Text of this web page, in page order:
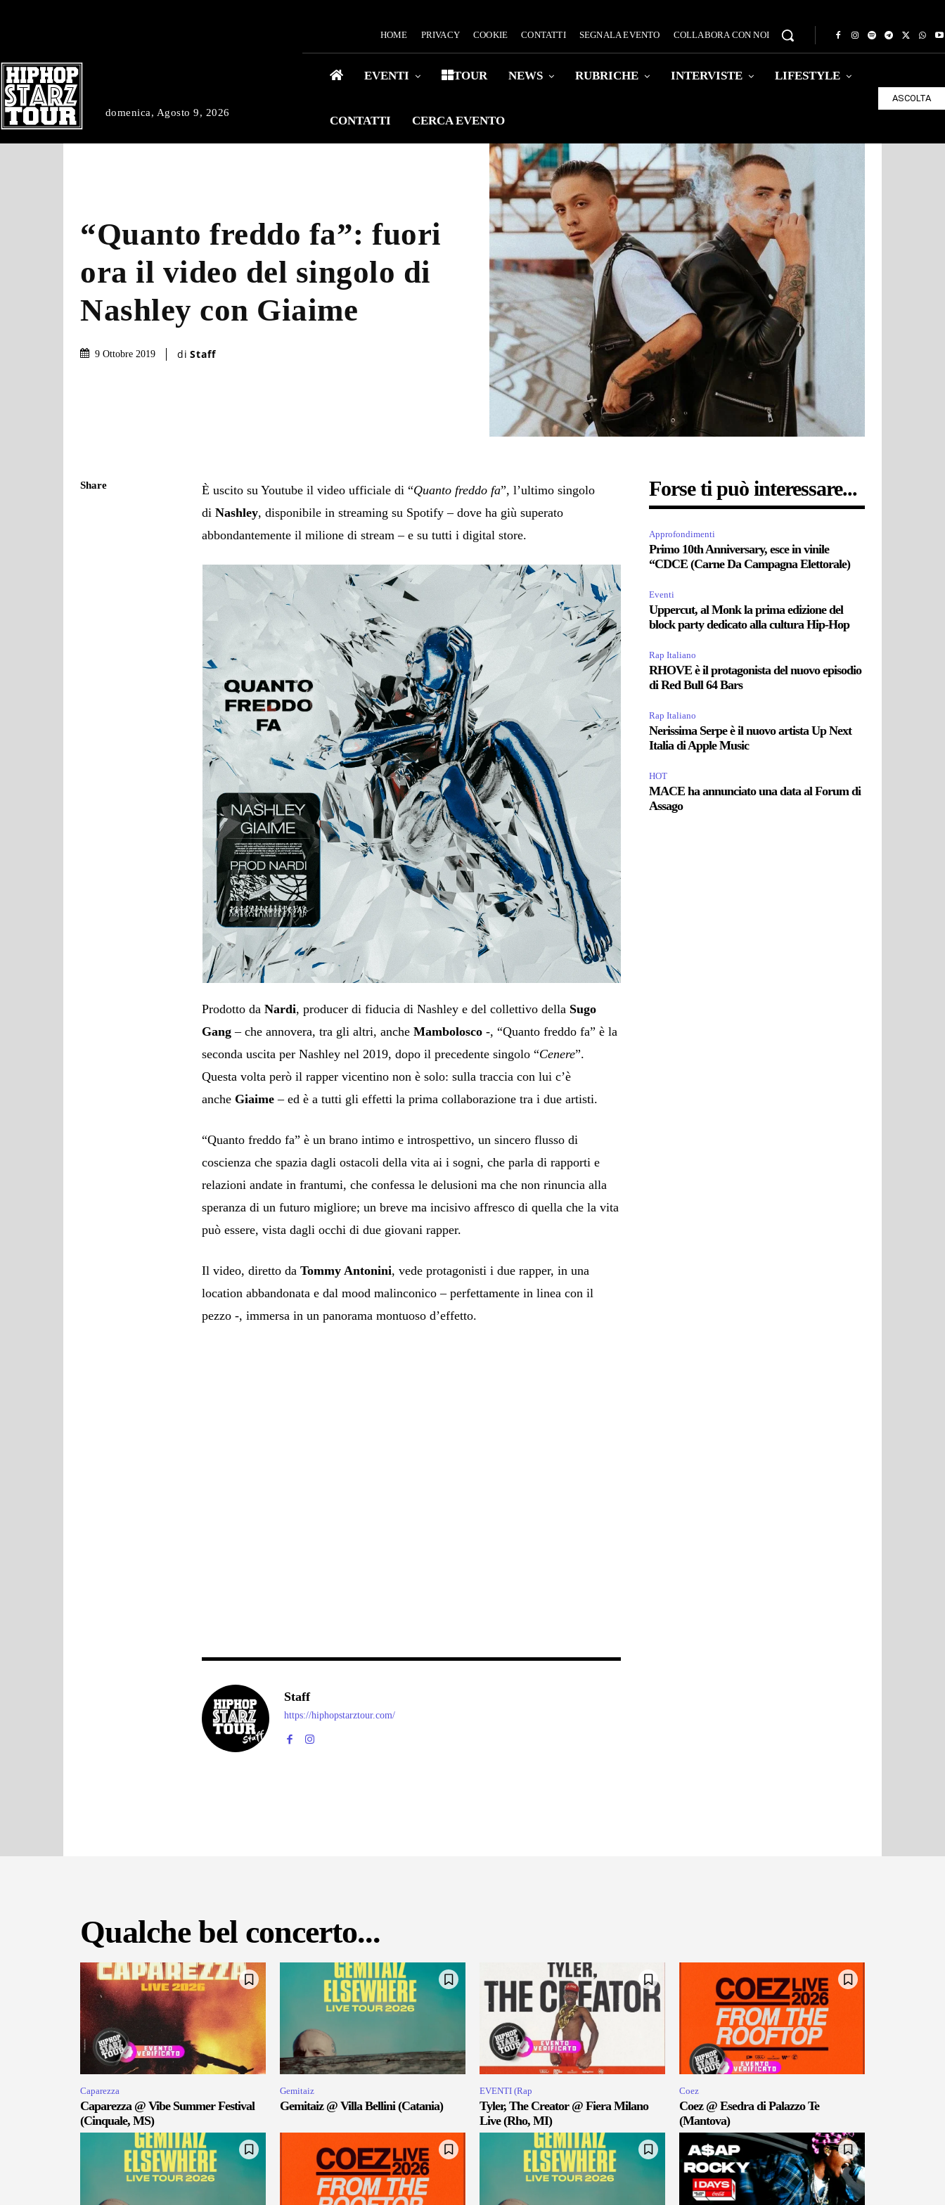
domenica, Agosto 9, 2026
HOME PRIVACY COOKIE CONTATTI SEGNALA EVENTO COLLABORA CON NOI
EVENTI TOUR NEWS RUBRICHE INTERVISTE LIFESTYLE
CONTATTI CERCA EVENTO
ASCOLTA
“Quanto freddo fa”: fuori
ora il video del singolo di
Nashley con Giaime
9 Ottobre 2019 di Staff
Share È uscito su Youtube il video ufficiale di “Quanto freddo fa”, l’ultimo singolo
diNashley, disponibile in streaming su Spotify – dove ha giù superato
abbondantemente il milione di stream – e su tutti i digital store.
Prodotto daNardi, producer di fiducia di Nashley e del collettivo della Sugo
Gang– che annovera, tra gli altri, ancheMambolosco-, “Quanto freddo fa” è la
seconda uscita per Nashley nel 2019, dopo il precedente singolo “Cenere”.
Questa volta però il rapper vicentino non è solo: sulla traccia con lui c’è
anche Giaime– ed è a tutti gli effetti la prima collaborazione tra i due artisti.
“Quanto freddo fa” è un brano intimo e introspettivo, un sincero flusso di
coscienza che spazia dagli ostacoli della vita ai i sogni, che parla di rapporti e
relazioni andate in frantumi, che confessa le delusioni ma che non rinuncia alla
speranza di un futuro migliore; un breve ma incisivo affresco di quella che la vita
può essere, vista dagli occhi di due giovani rapper.
Il video, diretto daTommy Antonini, vede protagonisti i due rapper, in una
location abbandonata e dal mood malinconico – perfettamente in linea con il
pezzo -, immersa in un panorama montuoso d’effetto.
Staff
https://hiphopstarztour.com/
Forse ti può interessare...
Approfondimenti
Primo 10th Anniversary, esce in vinile
“CDCE (Carne Da Campagna Elettorale)
Eventi
Uppercut, al Monk la prima edizione del
block party dedicato alla cultura Hip-Hop
Rap Italiano
RHOVE è il protagonista del nuovo episodio
di Red Bull 64 Bars
Rap Italiano
Nerissima Serpe è il nuovo artista Up Next
Italia di Apple Music
HOT
MACE ha annunciato una data al Forum di
Assago
Qualche bel concerto...
Caparezza
Caparezza @ Vibe Summer Festival
(Cinquale, MS)
Gemitaiz
Gemitaiz @ Villa Bellini (Catania)
EVENTI (Rap
Tyler, The Creator @ Fiera Milano
Live (Rho, MI)
Coez
Coez @ Esedra di Palazzo Te
(Mantova)